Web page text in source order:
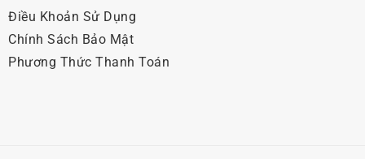
Điều Khoản Sử Dụng
Chính Sách Bảo Mật
Phương Thức Thanh Toán